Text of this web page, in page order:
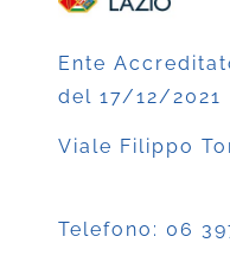
Ente
del 17/12/2021
Viale Filippo
Telefono: 06